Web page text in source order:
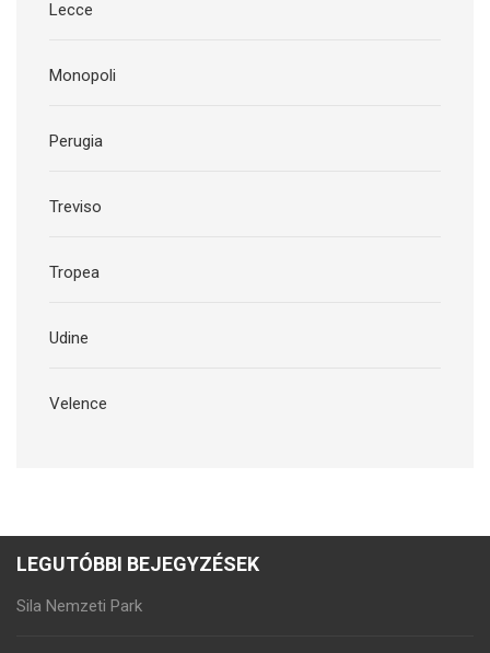
Lecce
Monopoli
Perugia
Treviso
Tropea
Udine
Velence
LEGUTÓBBI BEJEGYZÉSEK
Sila Nemzeti Park